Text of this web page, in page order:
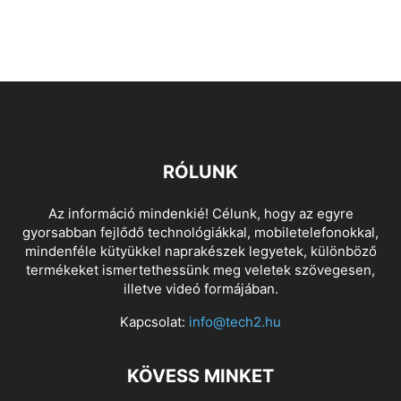
RÓLUNK
Az információ mindenkié! Célunk, hogy az egyre
gyorsabban fejlődő technológiákkal, mobiletelefonokkal,
mindenféle kütyükkel naprakészek legyetek, különböző
termékeket ismertethessünk meg veletek szövegesen,
illetve videó formájában.
Kapcsolat: info@tech2.hu
KÖVESS MINKET